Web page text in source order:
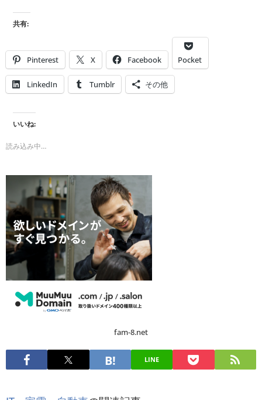
共有:
Pinterest X Facebook Pocket
LinkedIn Tumblr その他
いいね:
読み込み中…
fam-8.net
LINE